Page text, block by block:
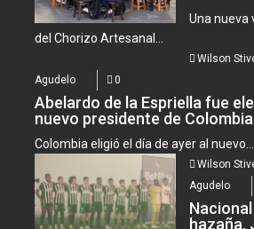
Una nueva
del Chorizo Artesanal...
Wilson
Agudelo
0
Abelardo de la Espriella fue
nuevo presidente de Colombia
Colombia eligió el día de ayer al nuevo...
Wilson
Agudelo
hazaña,